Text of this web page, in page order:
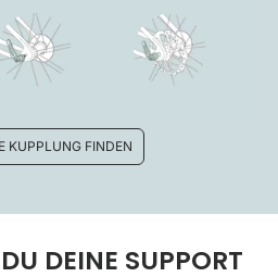
KUPPLUNG FINDEN
DEINE SUPPORT